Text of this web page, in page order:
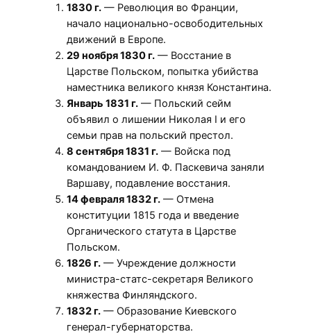
1830 г. — Революция во Франции,
начало национально-освободительных
движений в Европе.
29 ноября 1830 г. — Восстание в
Царстве Польском, попытка убийства
наместника великого князя Константина.
Январь 1831 г. — Польский сейм
объявил о лишении Николая I и его
семьи прав на польский престол.
8 сентября 1831 г. — Войска под
командованием И. Ф. Паскевича заняли
Варшаву, подавление восстания.
14 февраля 1832 г. — Отмена
конституции 1815 года и введение
Органического статута в Царстве
Польском.
1826 г. — Учреждение должности
министра-статс-секретаря Великого
княжества Финляндского.
1832 г. — Образование Киевского
генерал-губернаторства.